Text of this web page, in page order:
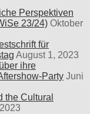
Perspektiven
23/24) Oktober
für
August 1, 2023
ihre
Party Juni
the Cultural